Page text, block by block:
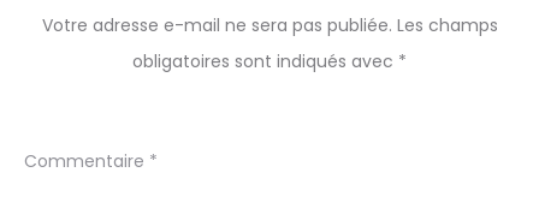
Votre adresse e-mail ne sera pas publiée. Les champs
obligatoires sont indiqués avec *
Commentaire *